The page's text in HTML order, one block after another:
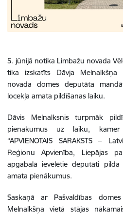
5. jūnijā notika Limbažu novada
tika izskatīts Dāvja Melnalkšņa
novada domes deputāta
locekļa amata pildīšanas laiku.
Dāvis Melnalksnis turpmāk
pienākumus uz laiku,
“APVIENOTAIS SARAKSTS –
Reģionu Apvienība, Liepājas
apgabalā ievēlētie deputāti
amata pienākumus.
Saskaņā ar Pašvaldības
Melnalkšņa vietā stājas